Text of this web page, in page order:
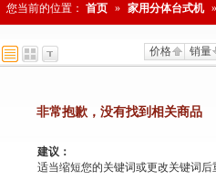
您当前的位置： 首页 » 家用分体台式机 »
价格 销量
非常抱歉，没有找到相关商品
建议：
适当缩短您的关键词或更改关键词后